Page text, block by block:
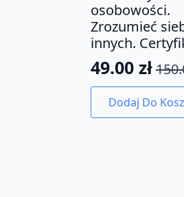
osobowości.
Zrozumieć
innych.
Pierwotna
cena
wynosiła:
49.00 zł
Aktualna
cena
wynosi:
Dodaj Do